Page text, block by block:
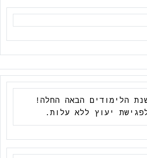
הלימודים הבאה החלה!
יעוץ ללא עלות.